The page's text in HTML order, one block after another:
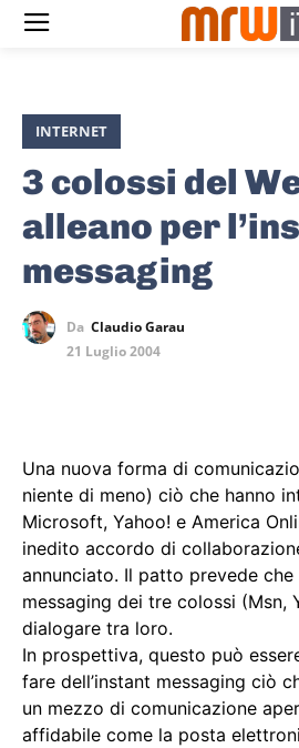
INTERNET
3 colossi del
alleano per
messaging
Da Claudio Garau
21 Luglio 2004
Una nuova forma di
niente di meno) ciò che hanno
Microsoft, Yahoo! e America
inedito accordo di
annunciato. Il patto prevede
messaging dei tre colossi (Msn,
dialogare tra loro.
In prospettiva, questo può
fare dell’instant messaging ciò
un mezzo di comunicazione
affidabile come la posta